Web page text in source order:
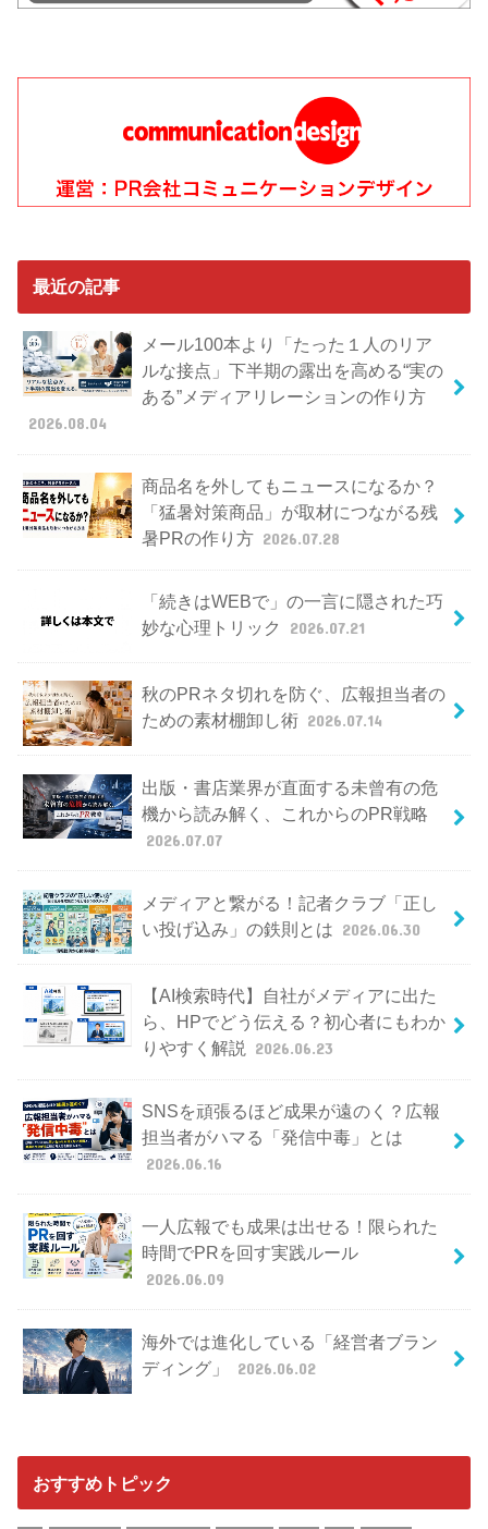
最近の記事
メール100本より「たった１人のリア
ルな接点」下半期の露出を高める“実の
ある”メディアリレーションの作り方
2026.08.04
商品名を外してもニュースになるか？
「猛暑対策商品」が取材につながる残
暑PRの作り方 2026.07.28
「続きはWEBで」の一言に隠された巧
妙な心理トリック
2026.07.21
秋のPRネタ切れを防ぐ、広報担当者の
ための素材棚卸し術 2026.07.14
出版・書店業界が直面する未曾有の危
機から読み解く、これからのPR戦略
2026.07.07
メディアと繋がる！記者クラブ「正し
い投げ込み」の鉄則とは 2026.06.30
【AI検索時代】自社がメディアに出た
ら、HPでどう伝える？初心者にもわか
りやすく解説
2026.06.23
SNSを頑張るほど成果が遠のく？広報
担当者がハマる「発信中毒」とは
2026.06.16
一人広報でも成果は出せる！限られた
時間でPRを回す実践ルール
2026.06.09
海外では進化している「経営者ブラン
ディング」
2026.06.02
おすすめトピック